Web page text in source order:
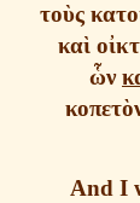
τοὺ